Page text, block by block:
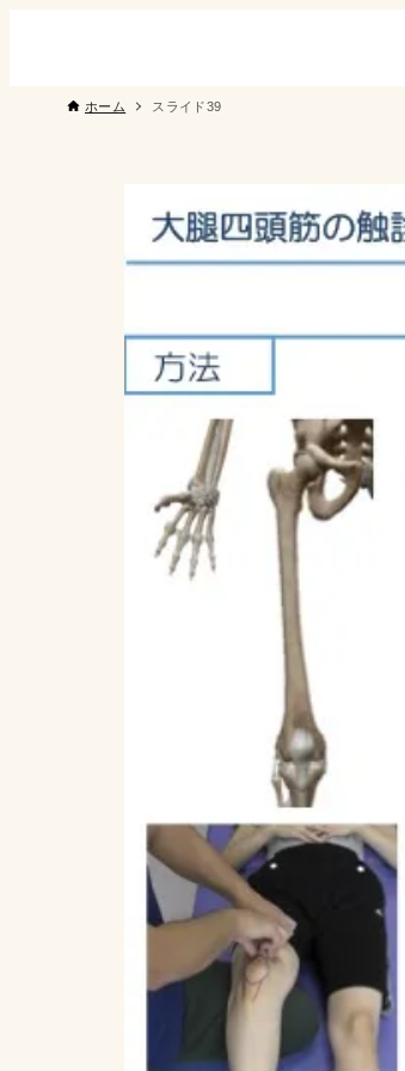
ホーム スライド39